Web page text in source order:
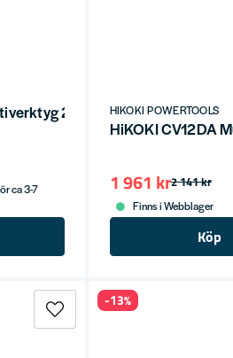
2,5ah 12V HSC
ca 3-7
HIKOKI POWERTOOLS
HiKOKI CV12DA
2 141 kr
1 961 kr
Finns i Webblager
Köp
-13%